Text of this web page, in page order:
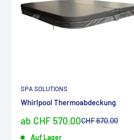
SPA SOLUTIONS
Whirlpool Thermoabdeckung
Sonderpreis
ab CHF 570.00Normalpreis
CHF 670.00
Auf Lager